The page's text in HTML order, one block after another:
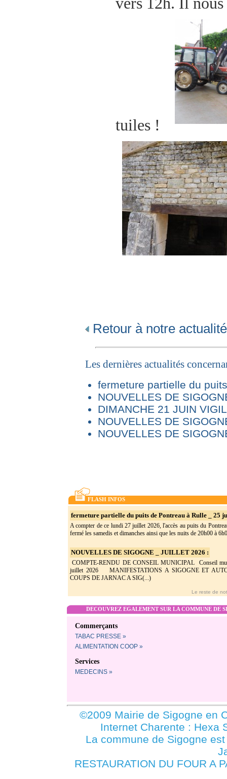
tuiles !
Retour à notre actualité
Les dernières actualités
fermeture partielle du
NOUVELLES DE
DIMANCHE 21 JUIN
NOUVELLES DE
NOUVELLES DE
FLASH INFOS
fermeture partielle du puits de Pontreau à Rulle _ 25
A compter de ce lundi 27 juillet 2026, l'accès au puits du
fermé les samedis et dimanches ainsi que les nuits de 20h00 à
NOUVELLES DE SIGOGNE _ JUILLET 2026 :
COMPTE-RENDU DE CONSEIL MUNICIPAL Conseil
juillet 2026 MANIFESTATIONS A SIGOGNE ET
COUPS DE JARNAC A SIG(...)
Le reste de
DECOUVREZ EGALEMENT SUR LA COMMUNE DE
Commerçants
TABAC PRESSE »
ALIMENTATION COOP »
Services
MEDECINS »
©2009 Mairie de Sigogne en
Internet Charente : Hexa
La commune de Sigogne
RESTAURATION DU FOUR A